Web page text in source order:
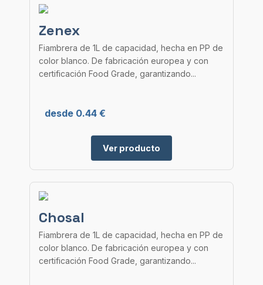
Zenex
Fiambrera de 1L de capacidad, hecha en PP de
color blanco. De fabricación europea y con
certificación Food Grade, garantizando...
desde 0.44 €
Ver producto
Chosal
Fiambrera de 1L de capacidad, hecha en PP de
color blanco. De fabricación europea y con
certificación Food Grade, garantizando...